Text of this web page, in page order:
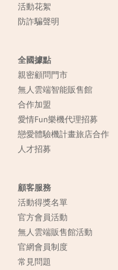
活動花絮
防詐騙聲明
全國據點
親密顧問門市
無人雲端智能販售館
合作加盟
愛情Fun樂機代理招募
戀愛體驗機計畫旅店合作
人才招募
顧客服務
活動得獎名單
官方會員活動
無人雲端販售館活動
官網會員制度
常見問題